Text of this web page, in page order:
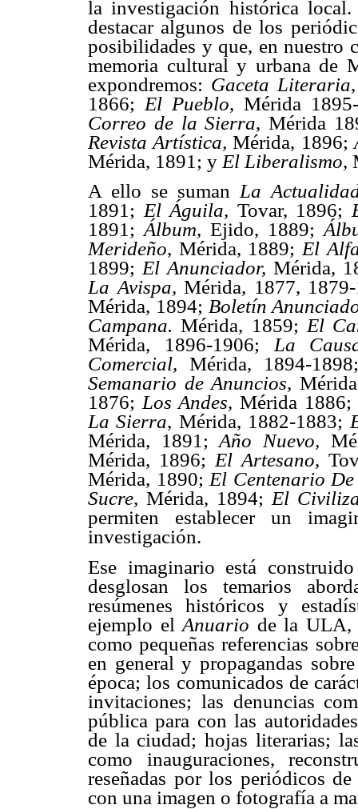
la investigación histórica local.
destacar algunos de los
posibilidades y que, en nuestro
memoria cultural y urbana de
expondremos: Gaceta Literaria
1866; El Pueblo, Mérida
Correo de la Sierra, Mérida
Revista Artística, Mérida, 1896;
Mérida, 1891; y El Liberalismo,
A ello se suman La
1891; El Águila, Tovar, 1896;
1891; Álbum, Ejido, 1889;
Merideño, Mérida, 1889; El
1899; El Anunciador, Mérida,
La Avispa, Mérida, 1877,
Mérida, 1894; Boletín
Campana. Mérida, 1859; El
Mérida, 1896-1906; La
Comercial, Mérida, 1894-1898;
Semanario de Anuncios,
1876; Los Andes, Mérida 1886;
La Sierra, Mérida, 1882-1883;
Mérida, 1891;Año Nuevo,
Mérida, 1896; El Artesano,
Mérida, 1890; El Centenario
Sucre, Mérida, 1894; El
permiten establecer un
investigación.
Ese imaginario está
desglosan los temarios
resúmenes históricos y
ejemplo elAnuario de la ULA,
como pequeñas referencias
en general y propagandas
época; los comunicados de
invitaciones; las denuncias
pública para con las
de la ciudad; hojas literarias;
como inauguraciones,
reseñadas por los periódicos
con una imagen o fotografía a